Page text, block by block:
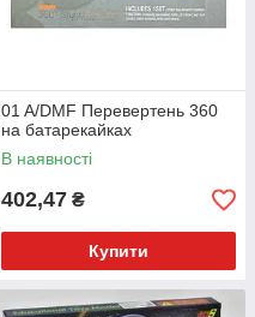
01 A/DMF Перевертень 360
на батарекайках
В наявності
402,47 ₴
Купити